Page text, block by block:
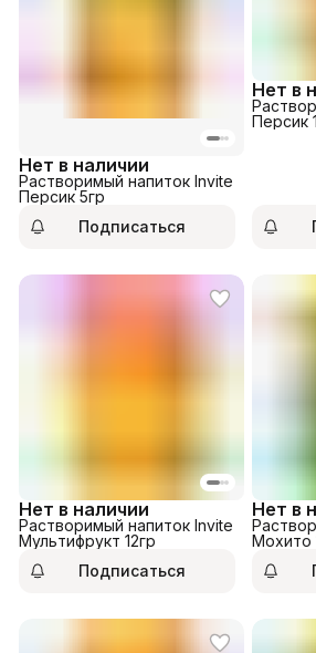
Нет в наличии
Растворимый напиток Invite
Персик 5гр
Подписаться
Нет в
Персик
Нет в наличии
Растворимый напиток Invite
Мультифрукт 12гр
Подписаться
Нет в
Мохито